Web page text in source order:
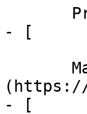
- [
(https://
- [